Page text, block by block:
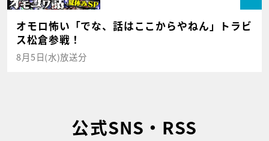
オモロ怖い「でな、話はここからやねん」トラビ
ス松倉参戦！
8月5日(水)放送分
公式SNS・RSS